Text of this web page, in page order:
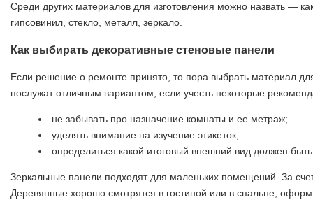
Среди других материалов для изготовления можно назвать —
гипсовинил, стекло, металл, зеркало.
Как выбирать декоративные стеновые панели
Если решение о ремонте принято, то пора выбрать материал
послужат отличным вариантом, если учесть некоторые
не забывать про назначение комнаты и ее метраж;
уделять внимание на изучение этикеток;
определиться какой итоговый внешний вид должен
Зеркальные панели подходят для маленьких помещений. За
Деревянные хорошо смотрятся в гостиной или в спальне,